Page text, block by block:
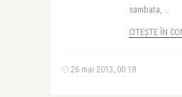
sambata, ..
CITEȘTE ÎN
26 mai 2013, 00:18